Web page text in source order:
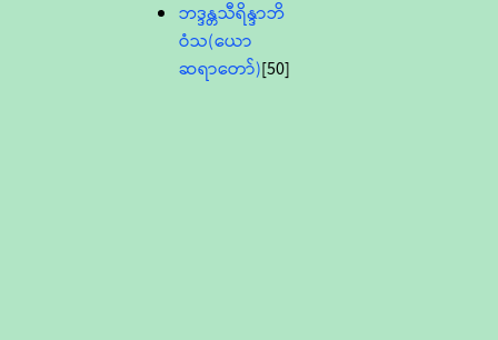
ဘဒ္ဒန္တသီရိန္ဒာဘိ
ဝံသ(ယော
ဆရာတော်)[50]